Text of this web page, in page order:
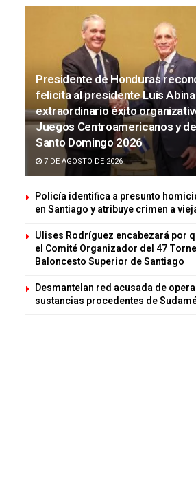
Presidente de Honduras
felicita al presidente Luis
extraordinario éxito
Juegos Centroamericanos y
Santo Domingo 2026
7 DE AGOSTO DE 2026
Policía identifica a presunto
en Santiago y atribuye crimen a
Ulises Rodríguez encabezará por
el Comité Organizador del 47
Baloncesto Superior de Santiago
Desmantelan red acusada de
sustancias procedentes de